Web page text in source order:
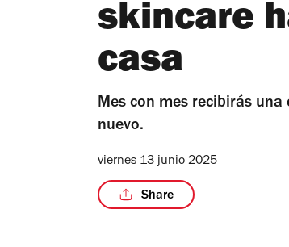
skincare
casa
Mes con mes recibirás
nuevo.
viernes 13 junio 2025
Share